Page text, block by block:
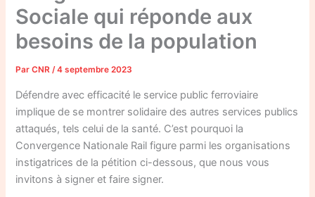
Sociale qui réponde aux
besoins de la population
ParCNR/4 septembre 2023
Défendre avec efficacité le service public ferroviaire
implique de se montrer solidaire des autres services publics
attaqués, tels celui de la santé. C’est pourquoi la
Convergence Nationale Rail figure parmi les organisations
instigatrices de la pétition ci-dessous, que nous vous
invitons à signer et faire signer.